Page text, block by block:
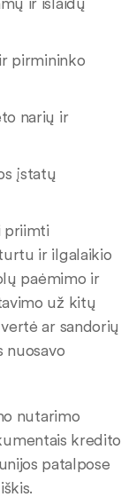
pirmininko
narių ir
įstatų
priimti
ir ilgalaikio
paėmimo ir
už kitų
ar sandorių
nuosavo
nutarimo
kredito
patalpose